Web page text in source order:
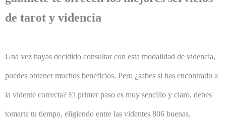
de tarot y videncia
Una vez hayas decidido consultar con esta modalidad de videncia,
puedes obtener muchos beneficios. Pero ¿sabes si has encontrado a
la vidente correcta? El primer paso es muy sencillo y claro, debes
tomarte tu tiempo, eligiendo entre las videntes 806 buenas,